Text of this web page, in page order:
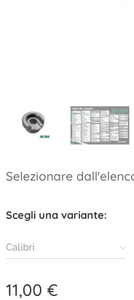
Selezionare
Scegli una variante:
Calibri
11,00 €